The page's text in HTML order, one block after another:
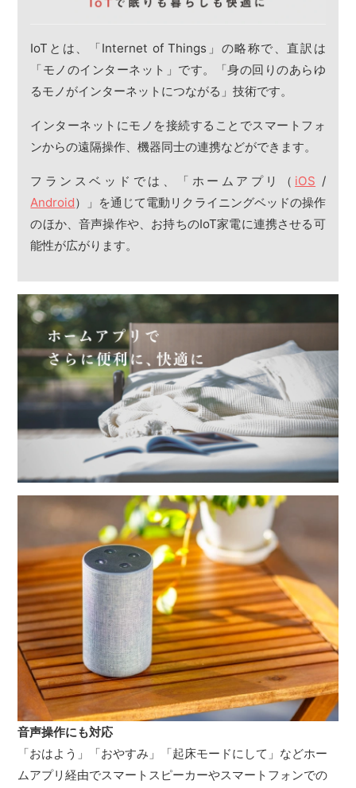
IoTとは、「Internet of Things」の略称で、直訳は
「モノのインターネット」です。「身の回りのあらゆ
るモノがインターネットにつながる」技術です。
インターネットにモノを接続することでスマートフォ
ンからの遠隔操作、機器同士の連携などができます。
フランスベッドでは、「ホームアプリ（ iOS /
Android）」を通じて電動リクライニングベッドの操作
のほか、音声操作や、お持ちのIoT家電に連携させる可
能性が広がります。
音声操作にも対応
「おはよう」「おやすみ」「起床モードにして」などホー
ムアプリ経由でスマートスピーカーやスマートフォンでの